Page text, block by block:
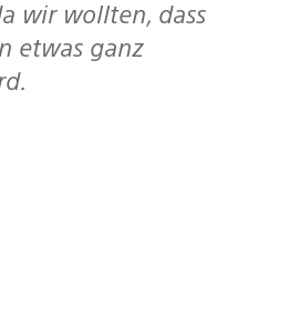
wir wollten, dass
etwas ganz